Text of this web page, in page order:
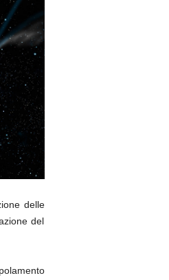
delle
del